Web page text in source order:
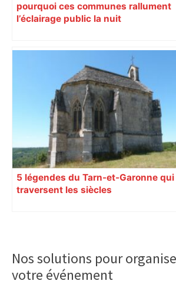
pourquoi ces communes rallument
l’éclairage public la nuit
5 légendes du Tarn-et-Garonne qui
traversent les siècles
Sidebar
Nos solutions pour
votre événement